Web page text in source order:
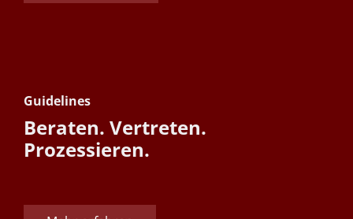
Guidelines
Beraten. Vertreten.
Prozessieren.